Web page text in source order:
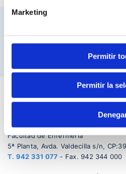
Marketing
Permitir
Permitir la
Facultad de Enfermería
5ª Planta, Avda. Valdecilla s/n,
T. 942 331 077 - Fax. 942 344 000